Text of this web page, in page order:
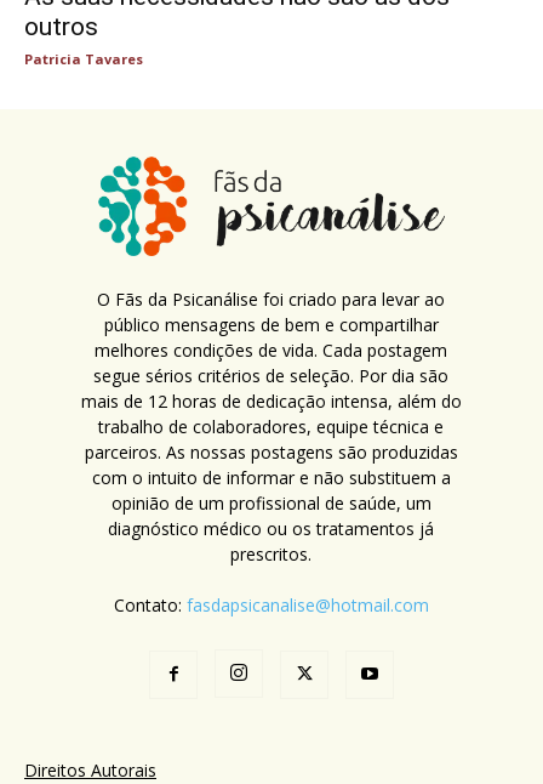
outros
Patricia Tavares
O Fãs da Psicanálise foi criado para levar ao
público mensagens de bem e compartilhar
melhores condições de vida. Cada postagem
segue sérios critérios de seleção. Por dia são
mais de 12 horas de dedicação intensa, além do
trabalho de colaboradores, equipe técnica e
parceiros. As nossas postagens são produzidas
com o intuito de informar e não substituem a
opinião de um profissional de saúde, um
diagnóstico médico ou os tratamentos já
prescritos.
Contato: fasdapsicanalise@hotmail.com
Direitos Autorais